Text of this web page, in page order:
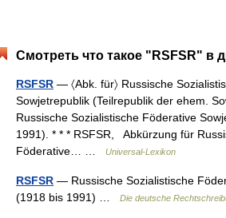
Смотреть что такое "RSFSR" в
RSFSR — 〈Abk. für〉 Russische
Sowjetrepublik (Teilrepublik der ehem.
Russische Sozialistische Föderative
1991). * * * RSFSR, Abkürzung für
Föderative… …
Universal-Lexikon
RSFSR — Russische Sozialistische
(1918 bis 1991) …
Die deutsche